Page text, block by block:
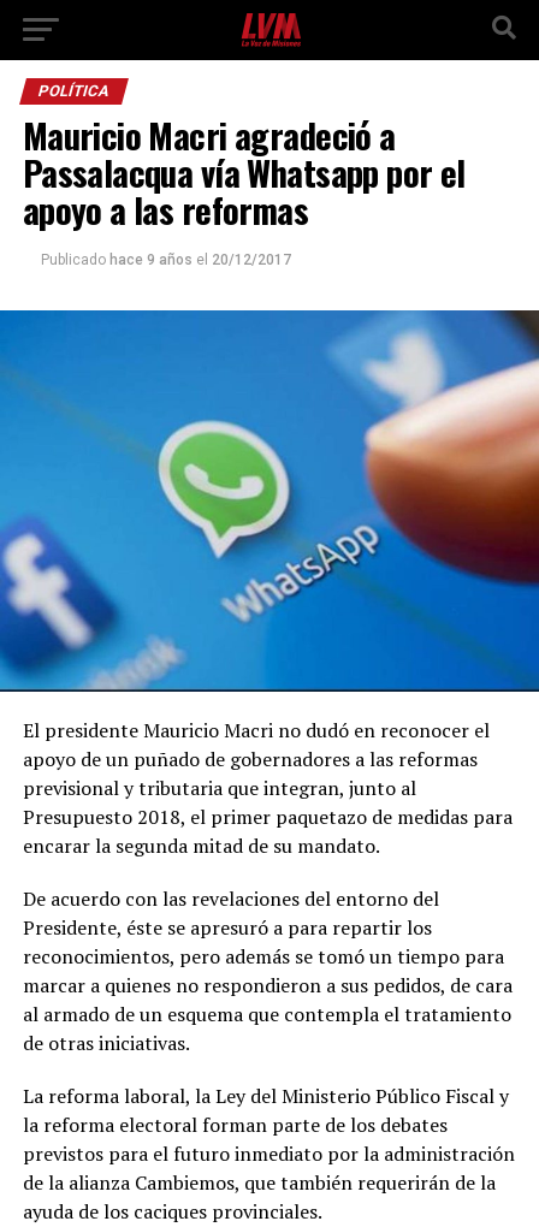
POLÍTICA
Mauricio Macri agradeció a
Passalacqua vía Whatsapp por el
apoyo a las reformas
Publicado hace 9 años el 20/12/2017
El presidente Mauricio Macri no dudó en reconocer el
apoyo de un puñado de gobernadores a las reformas
previsional y tributaria que integran, junto al
Presupuesto 2018, el primer paquetazo de medidas para
encarar la segunda mitad de su mandato.
De acuerdo con las revelaciones del entorno del
Presidente, éste se apresuró a para repartir los
reconocimientos, pero además se tomó un tiempo para
marcar a quienes no respondieron a sus pedidos, de cara
al armado de un esquema que contempla el tratamiento
de otras iniciativas.
La reforma laboral, la Ley del Ministerio Público Fiscal y
la reforma electoral forman parte de los debates
previstos para el futuro inmediato por la administración
de la alianza Cambiemos, que también requerirán de la
ayuda de los caciques provinciales.